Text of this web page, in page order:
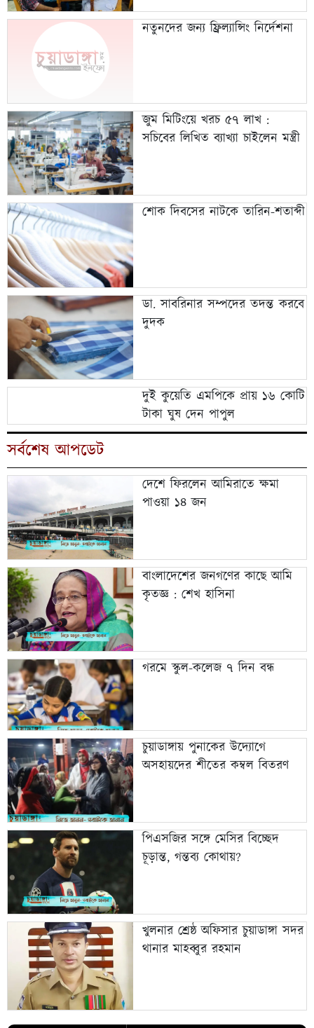
নতুনদের জন্য ফ্রিল্যান্সিং নির্দেশনা
জুম মিটিংয়ে খরচ ৫৭ লাখ :
সচিবের লিখিত ব্যাখ্যা চাইলেন মন্ত্রী
শোক দিবসের নাটকে তারিন-শতাব্দী
ডা. সাবরিনার সম্পদের তদন্ত করবে
দুদক
দুই কুয়েতি এমপিকে প্রায় ১৬ কোটি
টাকা ঘুষ দেন পাপুল
সর্বশেষ আপডেট
দেশে ফিরলেন আমিরাতে ক্ষমা
পাওয়া ১৪ জন
বাংলাদেশের জনগণের কাছে আমি
কৃতজ্ঞ : শেখ হাসিনা
গরমে স্কুল-কলেজ ৭ দিন বন্ধ
চুয়াডাঙ্গায় পুনাকের উদ্যোগে
অসহায়দের শীতের কম্বল বিতরণ
পিএসজির সঙ্গে মেসির বিচ্ছেদ
চূড়ান্ত, গন্তব্য কোথায়?
খুলনার শ্রেষ্ঠ অফিসার চুয়াডাঙ্গা সদর
থানার মাহব্বুর রহমান